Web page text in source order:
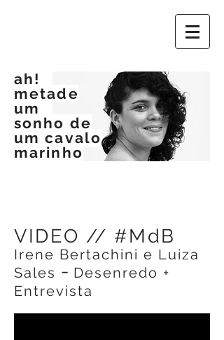
ah!
metade
um
sonho de
um cavalo
marinho
VIDEO // #MdB
Irene Bertachini e Luiza
Sales - Desenredo +
Entrevista